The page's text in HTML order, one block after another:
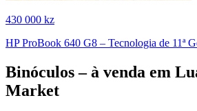
430 000 kz
HP ProBook 640 G8 – Tecnologia de 11ª
Binóculos – à venda em
Market